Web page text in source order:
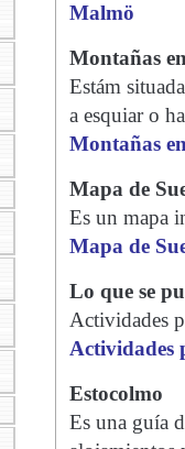
Malmö
Montañas
Estám
a esquiar o
Montañas
Mapa de
Es un mapa
Mapa de
Lo que se
Actividades
Actividades
Estocolmo
Es una guía